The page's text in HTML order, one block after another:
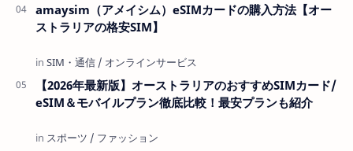
amaysim（アメイシム）eSIMカードの購入方法【オー
ストラリアの格安SIM】
【2026年最新版】オーストラリアのおすすめSIMカード/
eSIM＆モバイルプラン徹底比較！最安プランも紹介